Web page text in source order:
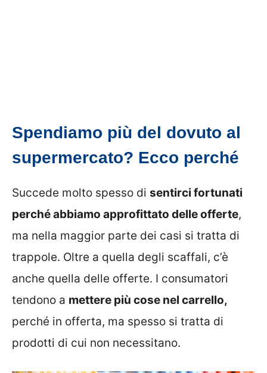
Spendiamo più del dovuto al
supermercato? Ecco perché
Succede molto spesso di sentirci fortunati
perché abbiamo approfittato delle offerte,
ma nella maggior parte dei casi si tratta di
trappole. Oltre a quella degli scaffali, c’è
anche quella delle offerte. I consumatori
tendono a mettere più cose nel carrello,
perché in offerta, ma spesso si tratta di
prodotti di cui non necessitano.